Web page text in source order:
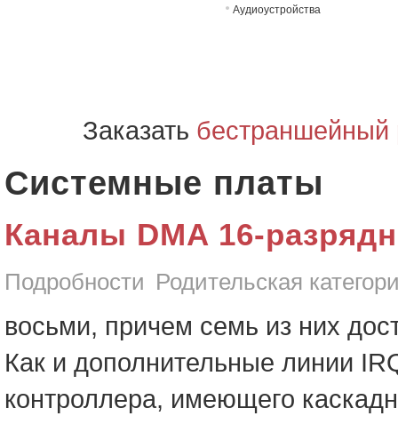
Аудиоустройства
Заказать бестраншейный
Системные платы
Каналы DMA 16-
Подробности Родительская
восьми, причем семь из них
Как и дополнительные линии
контроллера, имеющего